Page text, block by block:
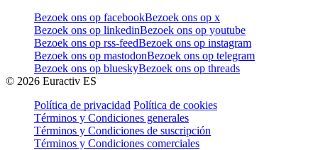
Bezoek ons op facebookBezoek ons op x
Bezoek ons op linkedinBezoek ons op youtube
Bezoek ons op rss-feedBezoek ons op instagram
Bezoek ons op mastodonBezoek ons op telegram
Bezoek ons op blueskyBezoek ons op threads
© 2026 Euractiv ES
Política de privacidad Política de cookies
Términos y Condiciones generales
Términos y Condiciones de suscripción
Términos y Condiciones comerciales